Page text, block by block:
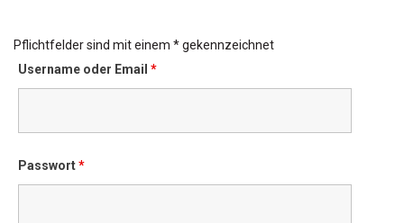
Pflichtfelder sind mit einem * gekennzeichnet
Username oder Email *
Passwort*